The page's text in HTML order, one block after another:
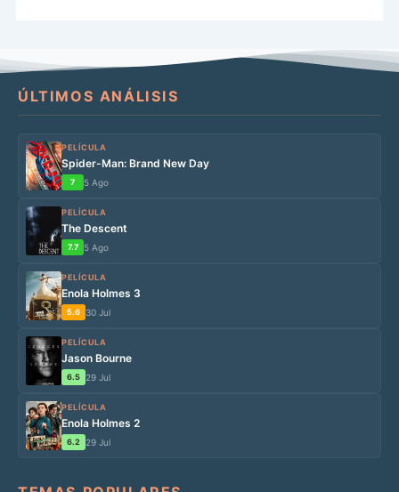
ÚLTIMOS ANÁLISIS
PELÍCULA
Spider-Man: Brand New Day
7 5 Ago
PELÍCULA
The Descent
7.7 5 Ago
PELÍCULA
Enola Holmes 3
5.6 30 Jul
PELÍCULA
Jason Bourne
6.5 29 Jul
PELÍCULA
Enola Holmes 2
6.2 29 Jul